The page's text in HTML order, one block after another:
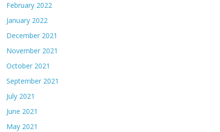
February 2022
January 2022
December 2021
November 2021
October 2021
September 2021
July 2021
June 2021
May 2021